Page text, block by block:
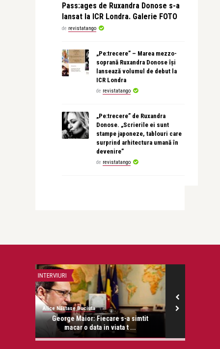
Pass:ages de Ruxandra Donose s-a
lansat la ICR Londra. Galerie FOTO
de revistatango
„Pe:trecere” – Marea mezzo-
soprană Ruxandra Donose își
lansează volumul de debut la
ICR Londra
de revistatango
„Pe:trecere” de Ruxandra
Donose. „Scrierile ei sunt
stampe japoneze, tablouri care
surprind arhitectura umană în
devenire”
de revistatango
OPERA ȘI BALET
revistatango
„Samson și Dalila” de Camille Saint-
Saëns transmis ...